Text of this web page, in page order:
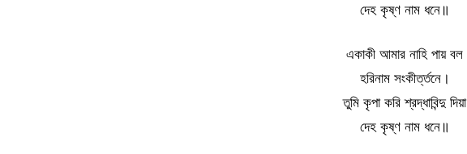
দেহ কৃষ্ণ নাম ধনে॥
একাকী আমার নাহি পায় বল
হরিনাম সংকীর্ত্তনে।
তুমি কৃপা করি শ্রদ্ধাবিন্দু দিয়া
দেহ কৃষ্ণ নাম ধনে॥